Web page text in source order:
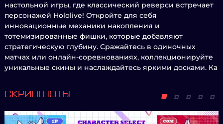
настольной игры, где классический реверси встречает
персонажей Hololive! Откройте для себя
инновационные механики накопления и
тотемизированные фишки, которые добавляют
стратегическую глубину. Сражайтесь в одиночных
матчах или онлайн-соревнованиях, коллекционируйте
уникальные скины и наслаждайтесь яркими досками. Ка
СКРИНШОТЫ